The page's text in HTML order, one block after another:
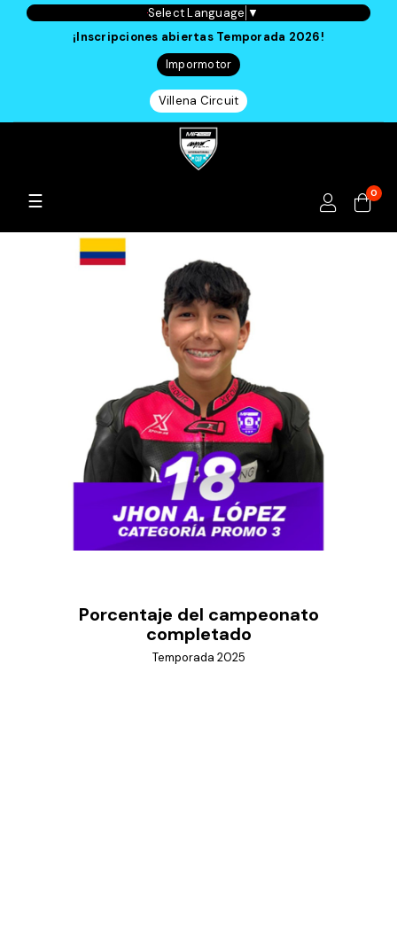
Select Language ▼
¡Inscripciones abiertas Temporada 2026!
Impormotor
Villena Circuit
Navegación
palanca
☰ 0
Porcentaje del campeonato
completado
Temporada 2025